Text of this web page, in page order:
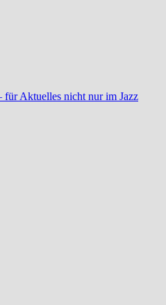
für Aktuelles nicht nur im Jazz